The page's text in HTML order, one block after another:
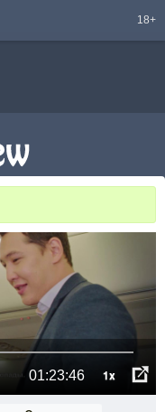
18+
01:23:46 1x